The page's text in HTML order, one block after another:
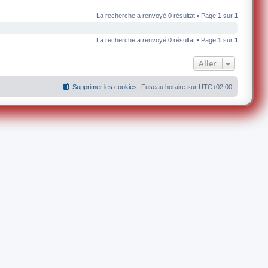
La recherche a renvoyé 0 résultat • Page 1 sur 1
La recherche a renvoyé 0 résultat • Page 1 sur 1
Aller
Fuseau horaire sur UTC+02:00
Supprimer les cookies